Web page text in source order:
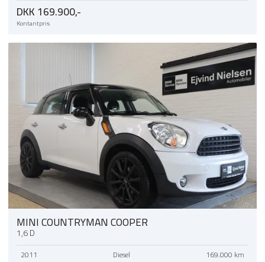
DKK 169.900,-
Kontantpris
MINI COUNTRYMAN COOPER
1,6 D
2011 Diesel 169.000 km